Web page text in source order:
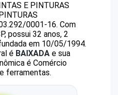
E PINTURAS
0001-16. Com
possui 32 anos, 2
em 10/05/1994.
é BAIXADA e sua
é Comércio
ferramentas.